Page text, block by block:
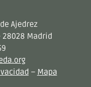
Ajedrez
28028 Madrid
– Mapa